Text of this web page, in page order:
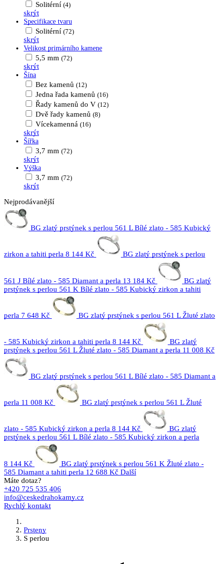
Solitérní (4)
skrýt
Specifikace tvaru
Solitérní (72)
skrýt
Velikost primárního kamene
5,5 mm (72)
skrýt
Šína
Bez kamenů (12)
Jedna řada kamenů (16)
Řady kamenů do V (12)
Dvě řady kamenů (8)
Vícekamenná (16)
skrýt
Šířka
3,7 mm (72)
skrýt
Výška
3,7 mm (72)
skrýt
Nejprodávanější
BG zlatý prstýnek s perlou 561 L Bílé zlato - 585 Kubický
zirkon a tahiti perla 8 144 Kč BG zlatý prstýnek s perlou
561 J Bílé zlato - 585 Diamant a perla 13 184 Kč
BG zlatý
prstýnek s perlou 561 K Bílé zlato - 585 Kubický zirkon a tahiti
perla 7 648 Kč BG zlatý prstýnek s perlou 561 L Žluté zlato
- 585 Kubický zirkon a tahiti perla 8 144 Kč
BG zlatý
prstýnek s perlou 561 L Žluté zlato - 585 Diamant a perla 11 008 Kč
BG zlatý prstýnek s perlou 561 L Bílé zlato - 585 Diamant a
perla 11 008 Kč BG zlatý prstýnek s perlou 561 L Žluté
zlato - 585 Kubický zirkon a perla 8 144 Kč
BG zlatý
prstýnek s perlou 561 L Bílé zlato - 585 Kubický zirkon a perla
8 144 Kč
BG zlatý prstýnek s perlou 561 K Žluté zlato -
585 Diamant a tahiti perla 12 688 Kč Další
Máte dotaz?
+420 725 535 406
info@ceskedrahokamy.cz
Rychlý kontakt
Prsteny
S perlou